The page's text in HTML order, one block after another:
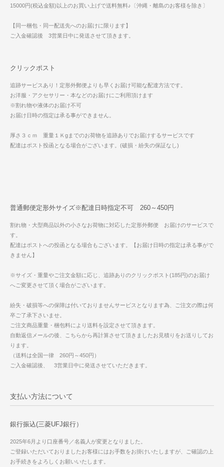
15000円(税込金額)以上のお買い上げで送料無料♪〔沖縄・離島のお客様を除き〕
【同一梱包・同一配送先へのお届けに限ります】
ご入金確認後 3営業日中に発送させて頂きます。
クリックポスト
追跡サービスあり！定形外郵便よりも早くお届け可能な配達方法です。
お洋服・アクセサリー・本などのお届けにご利用頂けます
※割れ物や液体のお届け不可
お届け日時の指定は承る事ができません。
厚さ３ｃｍ 重量１Ｋgまでのお荷物を追跡ありでお届けするサービスです
配達はポスト投函となる場合がございます。(破損・紛失の保証なし)
普通郵便定形外サイズ※配達日時指定不可 260～450円
割れ物・大型商品以外の小さなお荷物に対応した定形外郵便 お届けのサービスで
す。
配達はポストへの投函となる場合もございます。【お届け日時の指定は承る事がで
きません】
※サイズ・重量やご注文金額に応じ、追跡ありのクリックポスト(185円)のお届け
へご変更させて頂く場合がございます。
紛失・破損等への保障は付いておりませんサービスとなります為、ご注文の際は何
卒ご了承下さいませ。
ご注文商品重量・梱包料により送料を設定させて頂きます。
自動返信メールの後、こちらから再計算させて頂きましたお見積りをお送りしてお
ります。
（送料は全国一律 260円～450円）
ご入金確認後、 3営業日中に発送させていただきます。
支払い方法について
銀行振込(三菱UFJ銀行）
2025年6月より口座番号／名義人が変更となりました。
ご登録いただいておりましたお客様にはお手数をお掛けいたしますが、ご確認の上
お手続きをよろしくお願いいたします。